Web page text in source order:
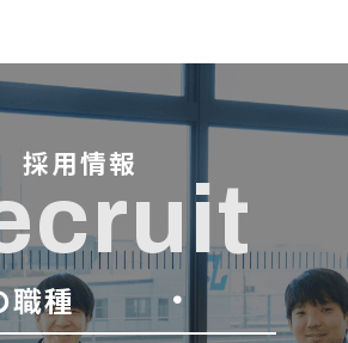
採用情報
職種